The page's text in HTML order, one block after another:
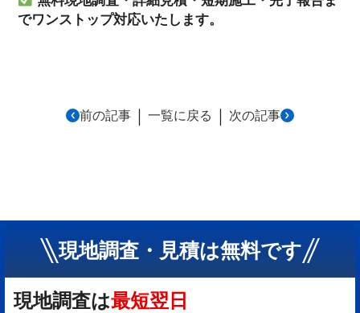
でワンストップ対応いたします。
前の記事 ｜ 一覧に戻る ｜ 次の記事
現地調査・見積は無料です
現地調査は最短翌日